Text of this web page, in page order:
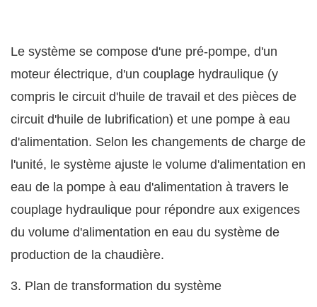
Le système se compose d'une pré-pompe, d'un
moteur électrique, d'un couplage hydraulique (y
compris le circuit d'huile de travail et des pièces de
circuit d'huile de lubrification) et une pompe à eau
d'alimentation. Selon les changements de charge de
l'unité, le système ajuste le volume d'alimentation en
eau de la pompe à eau d'alimentation à travers le
couplage hydraulique pour répondre aux exigences
du volume d'alimentation en eau du système de
production de la chaudière.
3. Plan de transformation du système